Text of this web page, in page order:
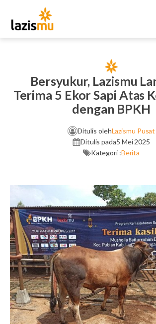
Bersyukur, Lazismu
Terima 5 Ekor Sapi Atas
dengan BPKH
Ditulis olehLazismu Pusat
Ditulis pada5 Mei 2025
Kategori :Berita